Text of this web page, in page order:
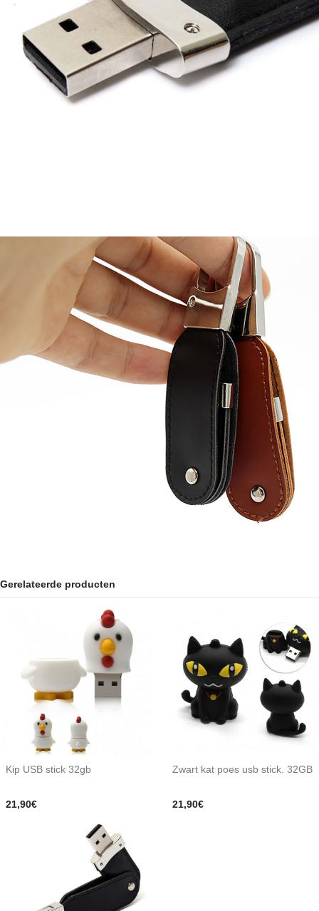
Gerelateerde producten
Kip USB stick 32gb
21,90€
Zwart kat poes usb stick. 32GB
21,90€